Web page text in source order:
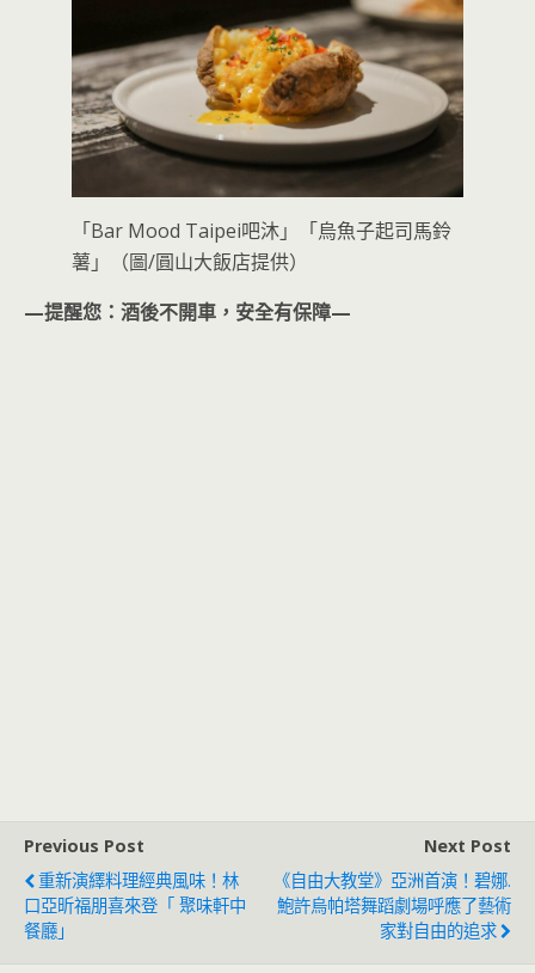
「Bar Mood Taipei吧沐」「烏魚子起司馬鈴
薯」（圖/圓山大飯店提供）
—提醒您：酒後不開車，安全有保障—
Previous Post
重新演繹料理經典風味！林
口亞昕福朋喜來登「 聚味軒中
餐廳」
Next Post
《自由大教堂》亞洲首演！碧娜.
鮑許烏帕塔舞蹈劇場呼應了藝術
家對自由的追求